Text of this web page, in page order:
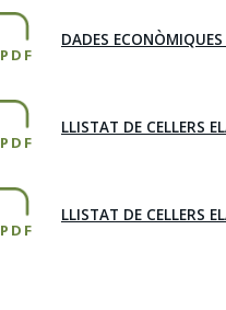
PDF
DADES
PDF
LLISTAT DE CELLERS
PDF
LLISTAT DE CELLERS